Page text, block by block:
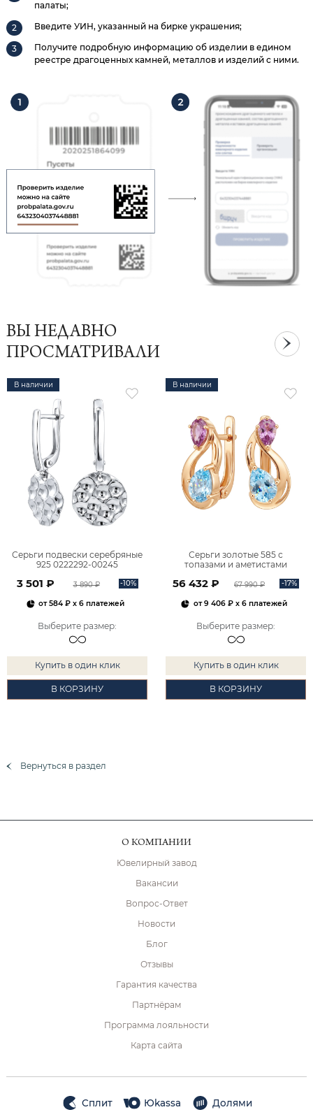
палаты;
Введите УИН, указанный на бирке украшения;
Получите подробную информацию об изделии в едином
реестре драгоценных камней, металлов и изделий с ними.
ВЫ НЕДАВНО
ПРОСМАТРИВАЛИ
В наличии
Серьги подвески серебряные
925 0222292-00245
3 501 ₽ 3 890 ₽ -10%
от584 ₽ x 6 платежей
Выберите размер:
Купить в один клик
В КОРЗИНУ
В наличии
Серьги золотые 585 с
топазами и аметистами
56 432 ₽ 67 990 ₽ -17%
от9 406 ₽x 6 платежей
Выберите размер:
Купить в один клик
В КОРЗИНУ
Вернуться в раздел
О КОМПАНИИ
Ювелирный завод
Вакансии
Вопрос-Ответ
Новости
Блог
Отзывы
Гарантия качества
Партнёрам
Программа лояльности
Карта сайта
Сплит Юkassa Долями